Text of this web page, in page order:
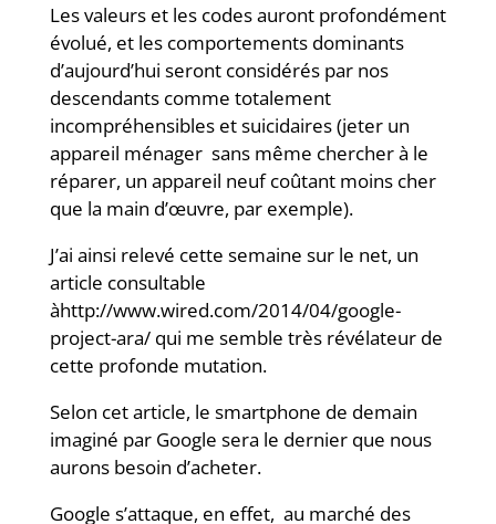
Les valeurs et les codes auront profondément
évolué, et les comportements dominants
d’aujourd’hui seront considérés par nos
descendants comme totalement
incompréhensibles et suicidaires (jeter un
appareil ménager sans même chercher à le
réparer, un appareil neuf coûtant moins cher
que la main d’œuvre, par exemple).
J’ai ainsi relevé cette semaine sur le net, un
article consultable
àhttp://www.wired.com/2014/04/google-
project-ara/ qui me semble très révélateur de
cette profonde mutation.
Selon cet article, le smartphone de demain
imaginé par Google sera le dernier que nous
aurons besoin d’acheter.
Google s’attaque, en effet, au marché des